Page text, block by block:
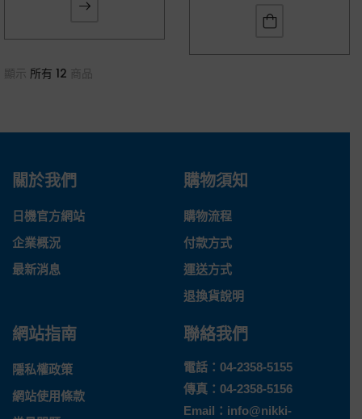
顯示 所有 12 商品
關於我們
日機官方網站
企業概況
最新消息
購物須知
購物流程
付款方式
運送方式
退換貨說明
網站指南
隱私權政策
網站使用條款
聯絡我們
電話： 04-2358-5155
傳真：04-2358-5156
Email： info@nikki-